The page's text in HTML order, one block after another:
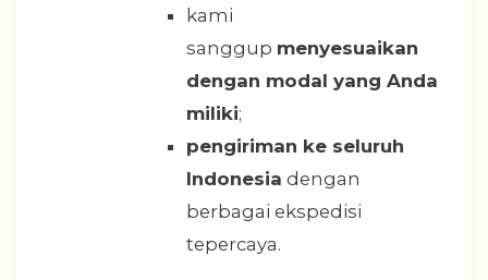
kami
sanggup menyesuaikan
dengan modal yang Anda
miliki;
pengiriman ke seluruh
Indonesia dengan
berbagai ekspedisi
tepercaya.